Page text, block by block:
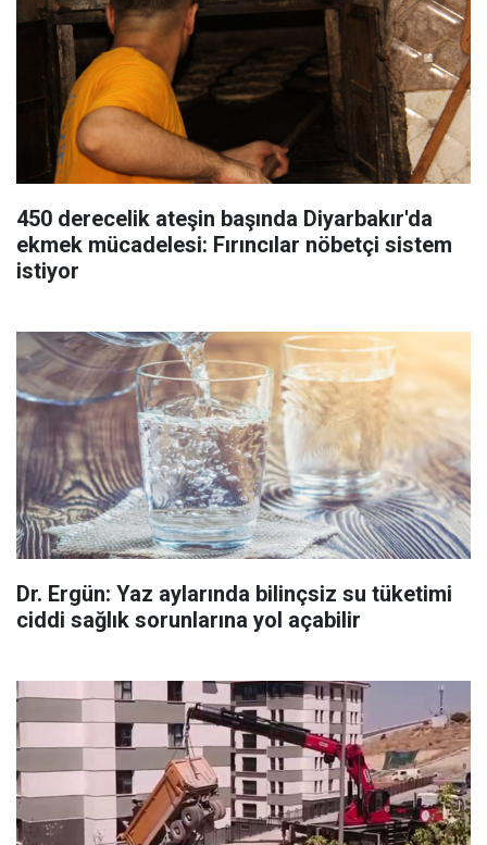
450 derecelik ateşin başında Diyarbakır'da
ekmek mücadelesi: Fırıncılar nöbetçi sistem
istiyor
Dr. Ergün: Yaz aylarında bilinçsiz su tüketimi
ciddi sağlık sorunlarına yol açabilir